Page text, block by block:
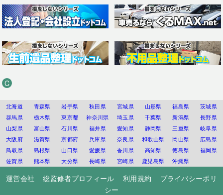
C
北海道 青森県 岩手県 秋田県 宮城県 山形県 福島県
茨城県
群馬県
栃木県 東京都 神奈川県 埼玉県 千葉県 新潟県
長野県
山梨県
富山県 石川県 福井県 愛知県 静岡県 三重県
岐阜県
大阪府
滋賀県 京都府 兵庫県 奈良県 和歌山県 岡山県
広島県
鳥取県
島根県 山口県 愛媛県 香川県 高知県 徳島県
福岡県
佐賀県
熊本県 大分県 長崎県 宮崎県 鹿児島県 沖縄県
運営会社 総監修者プロフィール 利用規約
プライバシーポリ
シー